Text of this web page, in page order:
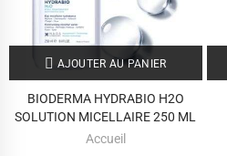
AJOUTER AU PANIER
BIODERMA HYDRABIO H2O
SOLUTION MICELLAIRE 250 ML
Accueil